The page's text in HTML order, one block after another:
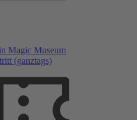
Magic Museum
(ganztags)